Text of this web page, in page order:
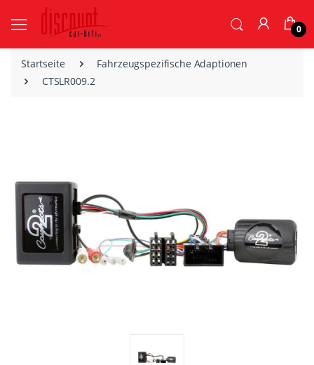
0
Startseite
Fahrzeugspezifische Adaptionen
CTSLR009.2